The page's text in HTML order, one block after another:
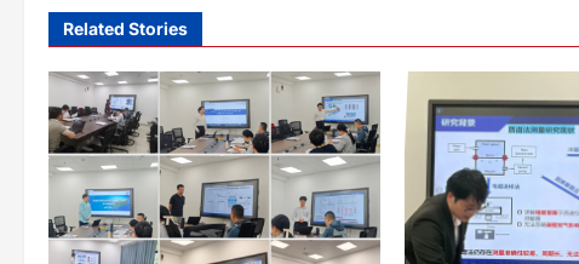
n
a
v
i
a
Related Stories